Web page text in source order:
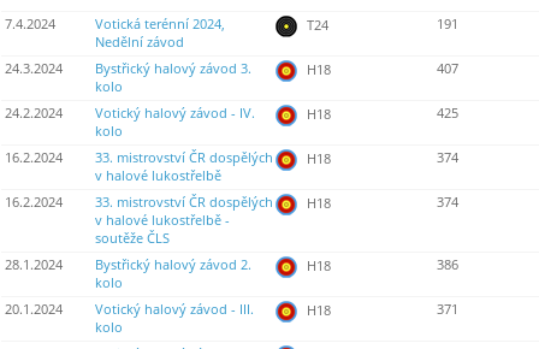
7.4.2024
Votická terénní 2024,
Nedělní závod
T24 191
24.3.2024
Bystřický halový závod 3.
kolo
H18 407
24.2.2024
Votický halový závod - IV.
kolo
H18 425
16.2.2024
33. mistrovství ČR dospělých
v halové lukostřelbě
H18 374
16.2.2024
33. mistrovství ČR dospělých
v halové lukostřelbě -
soutěže ČLS
H18 374
28.1.2024
Bystřický halový závod 2.
kolo
H18 386
20.1.2024
Votický halový závod - III.
kolo
H18 371